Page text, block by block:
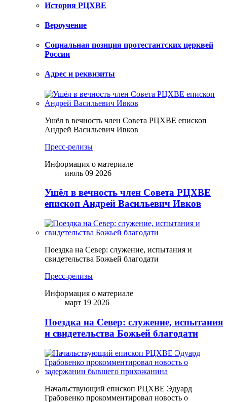
История РЦХВЕ
Вероучение
Социальная позиция протестантских церквей
России
Адрес и реквизиты
Ушёл в вечность член Совета РЦХВЕ епископ
Андрей Васильевич Ивков
Пресс-релизы
Информация о материале
июль 09 2026
Ушёл в вечность член Совета РЦХВЕ
епископ Андрей Васильевич Ивков
Поездка на Север: служение, испытания и
свидетельства Божьей благодати
Пресс-релизы
Информация о материале
март 19 2026
Поездка на Север: служение, испытания
и свидетельства Божьей благодати
Начальствующий епископ РЦХВЕ Эдуард
Грабовенко прокомментировал новость о